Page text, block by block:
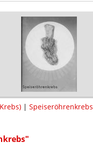
| Speiseröhrenkrebs